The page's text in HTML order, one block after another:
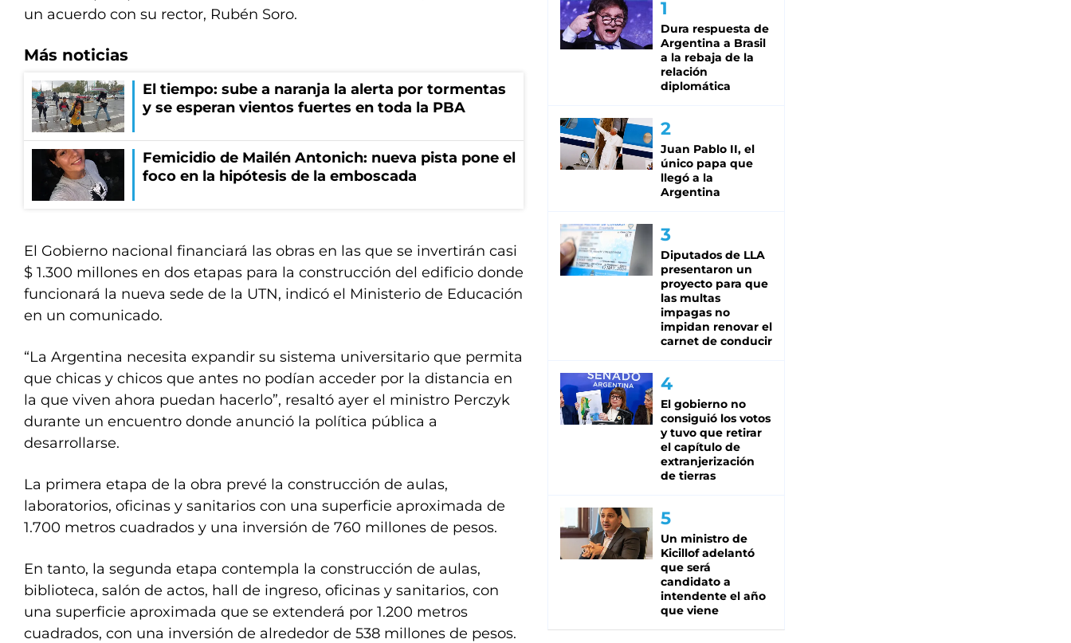
un acuerdo con su rector, Rubén Soro.
Más noticias
El tiempo: sube a naranja la alerta por tormentas
y se esperan vientos fuertes en toda la PBA
Femicidio de Mailén Antonich: nueva pista pone el
foco en la hipótesis de la emboscada
El Gobierno nacional financiará las obras en las que se invertirán casi
$ 1.300 millones en dos etapas para la construcción del edificio donde
funcionará la nueva sede de la UTN, indicó el Ministerio de Educación
en un comunicado.
“La Argentina necesita expandir su sistema universitario que permita
que chicas y chicos que antes no podían acceder por la distancia en
la que viven ahora puedan hacerlo”, resaltó ayer el ministro Perczyk
durante un encuentro donde anunció la política pública a
desarrollarse.
La primera etapa de la obra prevé la construcción de aulas,
laboratorios, oficinas y sanitarios con una superficie aproximada de
1.700 metros cuadrados y una inversión de 760 millones de pesos.
En tanto, la segunda etapa contempla la construcción de aulas,
biblioteca, salón de actos, hall de ingreso, oficinas y sanitarios, con
una superficie aproximada que se extenderá por 1.200 metros
cuadrados, con una inversión de alrededor de 538 millones de pesos.
Dura respuesta de
Argentina a Brasil
a la rebaja de la
relación
diplomática
Juan Pablo II, el
único papa que
llegó a la
Argentina
Diputados de LLA
presentaron un
proyecto para que
las multas
impagas no
impidan renovar el
carnet de conducir
El gobierno no
consiguió los votos
y tuvo que retirar
el capítulo de
extranjerización
de tierras
Un ministro de
Kicillof adelantó
que será
candidato a
intendente el año
que viene